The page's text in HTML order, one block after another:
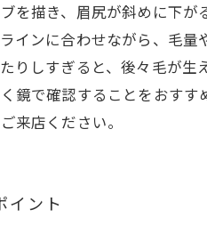
を描き、眉尻が斜めに下
インに合わせながら、毛
りしすぎると、後々毛が
鏡で確認することをおす
来店ください。
イント